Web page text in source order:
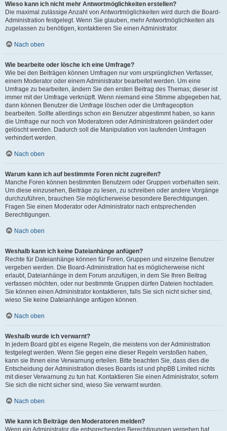
Wieso kann ich nicht mehr Antwortmöglichkeiten erstellen?
Die maximal zulässige Anzahl von Antwortmöglichkeiten wird durch die Board-
Administration festgelegt. Wenn Sie glauben, mehr Antwortmöglichkeiten als
zugelassen zu benötigen, kontaktieren Sie einen Administrator.
Nach oben
Wie bearbeite oder lösche ich eine Umfrage?
Wie bei den Beiträgen können Umfragen nur vom ursprünglichen Verfasser,
einem Moderator oder einem Administrator bearbeitet werden. Um eine
Umfrage zu bearbeiten, ändern Sie den ersten Beitrag des Themas; dieser ist
immer mit der Umfrage verknüpft. Wenn niemand eine Stimme abgegeben hat,
dann können Benutzer die Umfrage löschen oder die Umfrageoption
bearbeiten. Sollte allerdings schon ein Benutzer abgestimmt haben, so kann
die Umfrage nur noch von Moderatoren oder Administratoren geändert oder
gelöscht werden. Dadurch soll die Manipulation von laufenden Umfragen
verhindert werden.
Nach oben
Warum kann ich auf bestimmte Foren nicht zugreifen?
Manche Foren können bestimmten Benutzern oder Gruppen vorbehalten sein.
Um diese einzusehen, Beiträge zu lesen, zu schreiben oder andere Vorgänge
durchzuführen, brauchen Sie möglicherweise besondere Berechtigungen.
Fragen Sie einen Moderator oder Administrator nach entsprechenden
Berechtigungen.
Nach oben
Weshalb kann ich keine Dateianhänge anfügen?
Rechte für Dateianhänge können für Foren, Gruppen und einzelne Benutzer
vergeben werden. Die Board-Administration hat es möglicherweise nicht
erlaubt, Dateianhänge in dem Forum anzufügen, in dem Sie Ihren Beitrag
verfassen möchten, oder nur bestimmte Gruppen dürfen Dateien hochladen.
Sie können einen Administrator kontaktieren, falls Sie sich nicht sicher sind,
wieso Sie keine Dateianhänge anfügen können.
Nach oben
Weshalb wurde ich verwarnt?
In jedem Board gibt es eigene Regeln, die meistens von der Administration
festgelegt werden. Wenn Sie gegen eine dieser Regeln verstoßen haben,
kann sie Ihnen eine Verwarnung erteilen. Bitte beachten Sie, dass dies die
Entscheidung der Administration dieses Boards ist und phpBB Limited nichts
mit dieser Verwarnung zu tun hat. Kontaktieren Sie einen Administrator, sofern
Sie sich die nicht sicher sind, wieso Sie verwarnt wurden.
Nach oben
Wie kann ich Beiträge den Moderatoren melden?
Wenn ein Administrator die entsprechenden Berechtigungen vergeben hat,